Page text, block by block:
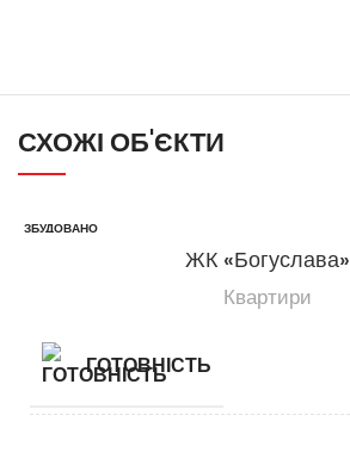
СХОЖІ ОБ'ЄКТИ
ЗБУДОВАНО
ЖК «Богуслава»
Квартири
ГОТОВНІСТЬ